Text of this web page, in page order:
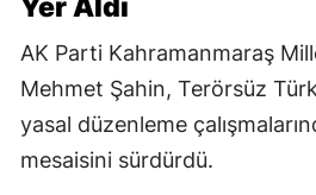
Yer Aldı
AK Parti Kahramanmaraş
Mehmet Şahin, Terörsüz
yasal düzenleme
mesaisini sürdürdü.